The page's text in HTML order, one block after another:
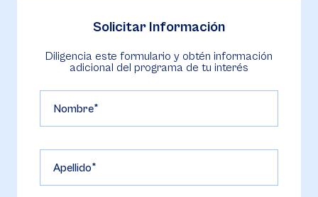
Solicitar Información
Diligencia este formulario y obtén información
adicional del programa de tu interés
Nombre
Apellido